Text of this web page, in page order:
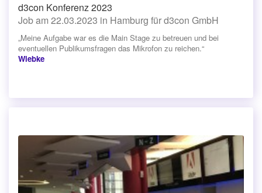
d3con Konferenz 2023
Job am 22.03.2023 in Hamburg für d3con GmbH
„Meine Aufgabe war es die Main Stage zu betreuen und bei
eventuellen Publikumsfragen das Mikrofon zu reichen.“
Wiebke